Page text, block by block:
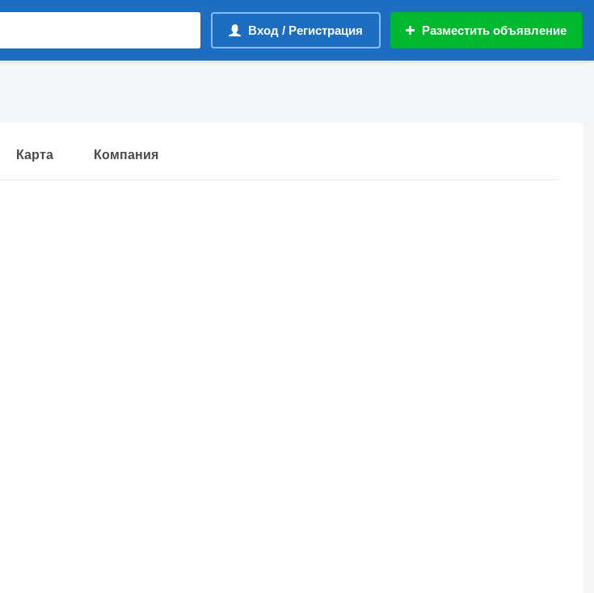
Вход / Регистрация Разместить объявление
Карта Компания